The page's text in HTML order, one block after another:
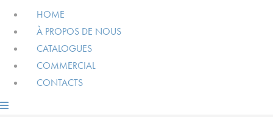
HOME
À PROPOS DE NOUS
CATALOGUES
COMMERCIAL
CONTACTS